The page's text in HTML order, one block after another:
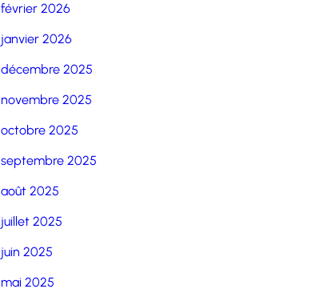
février 2026
janvier 2026
décembre 2025
novembre 2025
octobre 2025
septembre 2025
août 2025
juillet 2025
juin 2025
mai 2025